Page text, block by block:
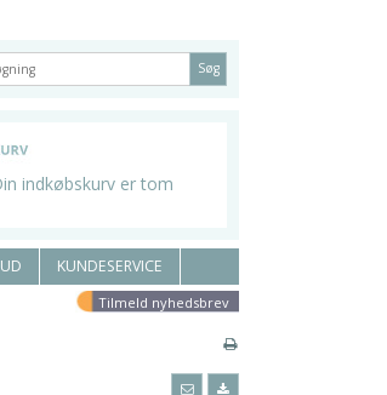
Søg
indkøbskurv er tom
KUNDESERVICE
Tilmeld nyhedsbrev